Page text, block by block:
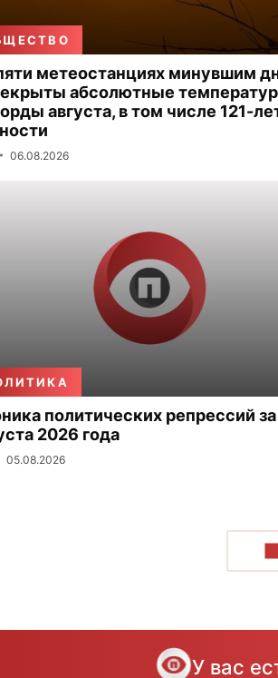
метеостанциях минувшим
абсолютные
августа, в том числе 121-
06.08.2026
политических репрессий
2026 года
05.08.2026
У вас